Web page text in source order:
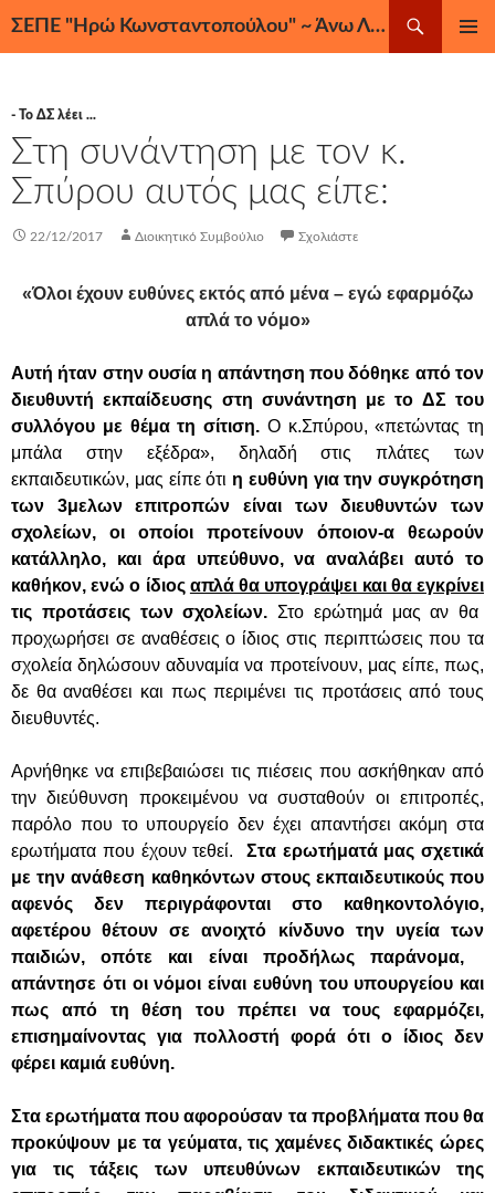
ΣΕΠΕ "Ηρώ Κωνσταντοπούλου" ~ Άνω Λιόσια, Ζεφύρι, Φυλή
- Το ΔΣ λέει ...
Στη συνάντηση με τον κ.
Σπύρου αυτός μας είπε:
22/12/2017 Διοικητικό Συμβούλιο Σχολιάστε
«Όλοι έχουν ευθύνες εκτός από μένα – εγώ εφαρμόζω
απλά το νόμο»
Αυτή ήταν στην ουσία η απάντηση που δόθηκε από τον
διευθυντή εκπαίδευσης στη συνάντηση με το ΔΣ του
συλλόγου με θέμα τη σίτιση. Ο κ.Σπύρου, «πετώντας τη
μπάλα στην εξέδρα», δηλαδή στις πλάτες των
εκπαιδευτικών, μας είπε ότι η ευθύνη για την συγκρότηση
των 3μελων επιτροπών είναι των διευθυντών των
σχολείων, οι οποίοι προτείνουν όποιον-α θεωρούν
κατάλληλο, και άρα υπεύθυνο, να αναλάβει αυτό το
καθήκον, ενώ ο ίδιος απλά θα υπογράψει και θα εγκρίνει
τις προτάσεις των σχολείων. Στο ερώτημά μας αν θα
προχωρήσει σε αναθέσεις ο ίδιος στις περιπτώσεις που τα
σχολεία δηλώσουν αδυναμία να προτείνουν, μας είπε, πως,
δε θα αναθέσει και πως περιμένει τις προτάσεις από τους
διευθυντές.
Αρνήθηκε να επιβεβαιώσει τις πιέσεις που ασκήθηκαν από
την διεύθυνση προκειμένου να συσταθούν οι επιτροπές,
παρόλο που το υπουργείο δεν έχει απαντήσει ακόμη στα
ερωτήματα που έχουν τεθεί. Στα ερωτήματά μας σχετικά
με την ανάθεση καθηκόντων στους εκπαιδευτικούς που
αφενός δεν περιγράφονται στο καθηκοντολόγιο,
αφετέρου θέτουν σε ανοιχτό κίνδυνο την υγεία των
παιδιών, οπότε και είναι προδήλως παράνομα,
απάντησε ότι οι νόμοι είναι ευθύνη του υπουργείου και
πως από τη θέση του πρέπει να τους εφαρμόζει,
επισημαίνοντας για πολλοστή φορά ότι ο ίδιος δεν
φέρει καμιά ευθύνη.
Στα ερωτήματα που αφορούσαν τα προβλήματα που θα
προκύψουν με τα γεύματα, τις χαμένες διδακτικές ώρες
για τις τάξεις των υπευθύνων εκπαιδευτικών της